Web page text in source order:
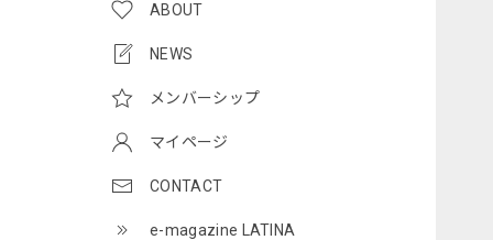
ABOUT
NEWS
メンバーシップ
マイページ
CONTACT
e-magazine LATINA